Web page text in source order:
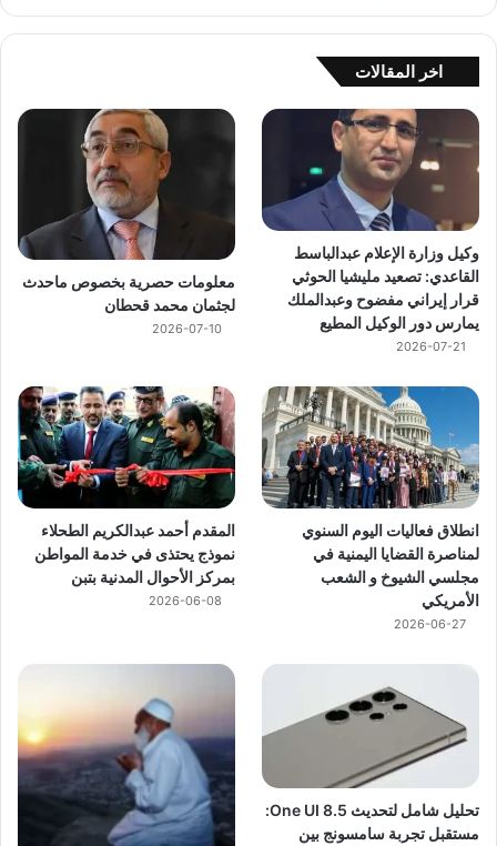
اخر المقالات
وكيل وزارة الإعلام عبدالباسط
القاعدي: تصعيد مليشيا الحوثي
قرار إيراني مفضوح وعبدالملك
يمارس دور الوكيل المطيع
2026-07-21
معلومات حصرية بخصوص ماحدث
لجثمان محمد قحطان
2026-07-10
انطلاق فعاليات اليوم السنوي
لمناصرة القضايا اليمنية في
مجلسي الشيوخ و الشعب
الأمريكي
2026-06-27
المقدم أحمد عبدالكريم الطحلاء
نموذج يحتذى في خدمة المواطن
بمركز الأحوال المدنية بتبن
2026-06-08
تحليل شامل لتحديث One UI 8.5:
مستقبل تجربة سامسونج بين